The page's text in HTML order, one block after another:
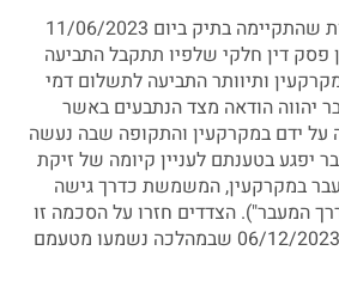
6. בפתח ישיבת ההוכחות שהתקיימה בתיק ביום 11/06/2023
פסק דין חלקי שלפיו תתקבל התביעה
ותיוותר התביעה לתשלום דמי
יהווה הודאה מצד הנתבעים באשר
ידם במקרקעין והתקופה שבה נעשה
יפגע בטענתם לעניין קיומה של זיקת
במקרקעין, המשמשת כדרך גישה
המעבר"). הצדדים חזרו על הסכמה זו
גם בפתח הישיבה מיום 06/12/2023 שבמהלכה נשמעו מטעמם